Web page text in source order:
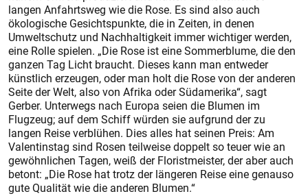
langen Anfahrtsweg wie die Rose. Es sind also auch
ökologische Gesichtspunkte, die in Zeiten, in denen
Umweltschutz und Nachhaltigkeit immer wichtiger werden,
eine Rolle spielen. „Die Rose ist eine Sommerblume, die den
ganzen Tag Licht braucht. Dieses kann man entweder
künstlich erzeugen, oder man holt die Rose von der anderen
Seite der Welt, also von Afrika oder Südamerika“, sagt
Gerber. Unterwegs nach Europa seien die Blumen im
Flugzeug; auf dem Schiff würden sie aufgrund der zu
langen Reise verblühen. Dies alles hat seinen Preis: Am
Valentinstag sind Rosen teilweise doppelt so teuer wie an
gewöhnlichen Tagen, weiß der Floristmeister, der aber auch
betont: „Die Rose hat trotz der längeren Reise eine genauso
gute Qualität wie die anderen Blumen.“